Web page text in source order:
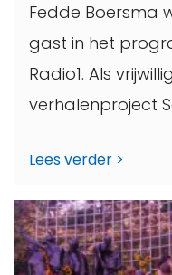
Fedde Boersma
gast in het
Radio1. Als
verhalenproject
Lees verder